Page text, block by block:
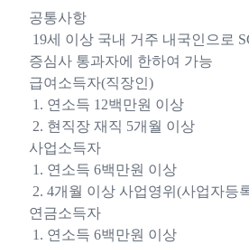
공통사항
19세 이상 국내 거주 내국인으로
증심사 통과자에 한하여 가능
급여소득자(직장인)
1. 연소득 12백만원 이상
2. 현직장 재직 5개월 이상
사업소득자
1. 연소득 6백만원 이상
2. 4개월 이상 사업영위(사업자등
연금소득자
1. 연소득 6백만원 이상